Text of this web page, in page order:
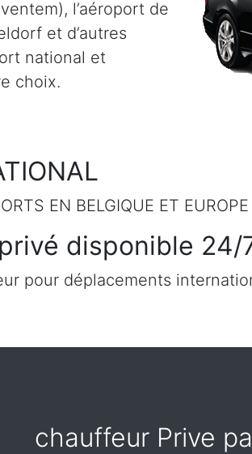
l’aéroport de
et d’autres
national et
choix.
EN BELGIQUE ET EUROPE
disponible
pour déplacements
chauffeur Prive